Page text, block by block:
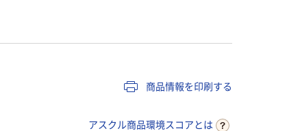
商品情報を印刷する
アスクル商品環境スコアとは